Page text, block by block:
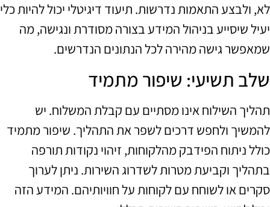
לא, ולבצע התאמות נדרשות. תיעוד דיגיטלי יכול להיות כלי
יעיל שיסייע בניהול המידע בצורה מסודרת ונגישה, מה
שמאפשר גישה מהירה לכל הנתונים הנדרשים.
שלב תשיעי: שיפור מתמיד
תהליך השילוח אינו מסתיים עם קבלת המשלוח. יש
להמשיך ולחפש דרכים לשפר את התהליך. שיפור מתמיד
כולל ניתוח הפידבק מהלקוחות, זיהוי נקודות תורפה
בתהליך וקביעת מטרות לשדרוג השירות. ניתן לערוך
סקרים או לשוחח עם לקוחות על חוויותיהם. המידע הזה